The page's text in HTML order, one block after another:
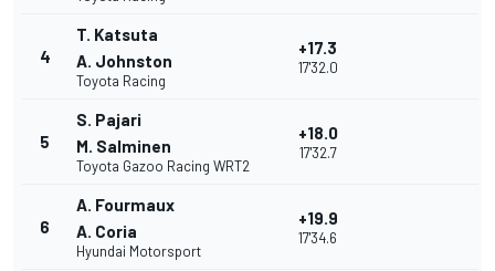
4
T. Katsuta
A. Johnston
Toyota Racing
+17.3
17'32.0
5
S. Pajari
M. Salminen
Toyota Gazoo Racing WRT2
+18.0
17'32.7
6
A. Fourmaux
A. Coria
Hyundai Motorsport
+19.9
17'34.6